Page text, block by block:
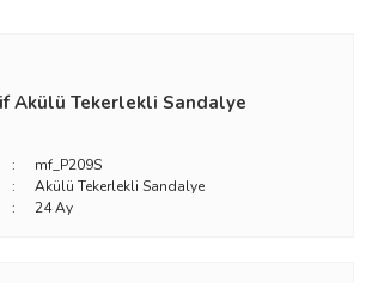
Akülü Tekerlekli Sandalye
mf_P209S
Akülü Tekerlekli Sandalye
24 Ay